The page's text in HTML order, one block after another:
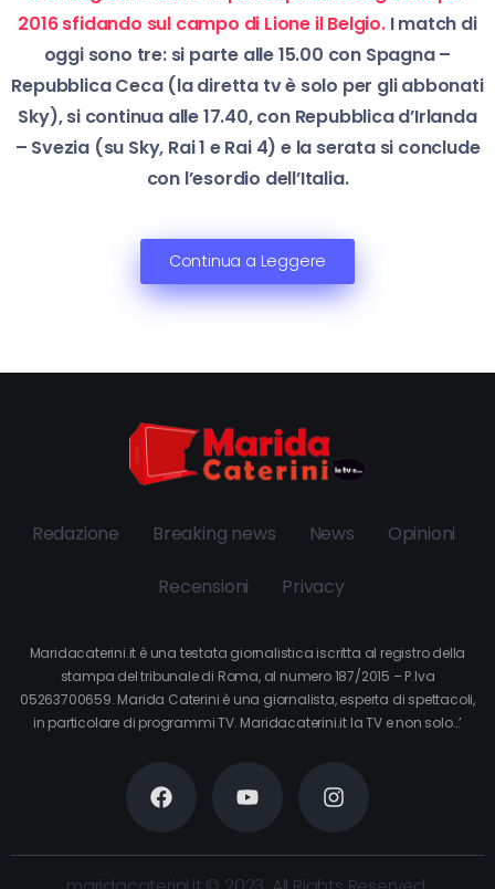
2016 sfidando sul campo di Lione il Belgio.I match di
oggi sono tre: si parte alle 15.00 con Spagna –
Repubblica Ceca (la diretta tv è solo per gli abbonati
Sky), si continua alle 17.40, con Repubblica d’Irlanda
– Svezia (su Sky, Rai 1 e Rai 4) e la serata si conclude
con l’esordio dell’Italia.
Continua a Leggere
Redazione Breaking news News Opinioni
Recensioni Privacy
Maridacaterini.it è una testata giornalistica iscritta al registro della
stampa del tribunale di Roma, al numero 187/2015 – P.Iva
05263700659. Marida Caterini è una giornalista, esperta di spettacoli,
in particolare di programmi TV. Maridacaterini.it la TV e non solo…’